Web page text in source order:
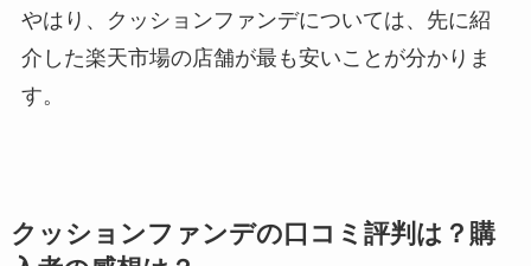
やはり、クッションファンデについては、先に紹
介した楽天市場の店舗が最も安いことが分かりま
す。
クッションファンデの口コミ評判は？購